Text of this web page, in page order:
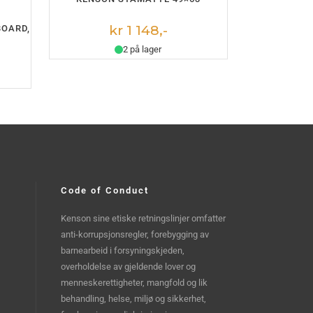
kr 1 148,-
2 på lager
Code of Conduct
Kenson sine etiske retningslinjer omfatter
anti-korrupsjonsregler, forebygging av
barnearbeid i forsyningskjeden,
overholdelse av gjeldende lover og
menneskerettigheter, mangfold og lik
behandling, helse, miljø og sikkerhet,